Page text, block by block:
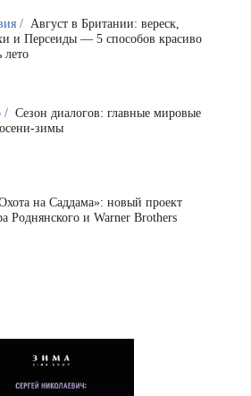
/ Август в Британии: вереск,
и Персеиды — 5 способов красиво
лето
/ Сезон диалогов: главные мировые
зимы
на Саддама»: новый проект
Роднянского и Warner Brothers